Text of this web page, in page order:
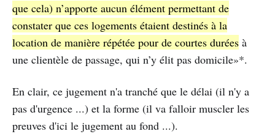
que cela) n’apporte aucun élément permettant de
constater que ces logements étaient destinés à la
location de manière répétée pour de courtes durées à
une clientèle de passage, qui n’y élit pas domicile»*.
En clair, ce jugement n'a tranché que le délai (il n'y a
pas d'urgence ...) et la forme (il va falloir muscler les
preuves d'ici le jugement au fond ...).